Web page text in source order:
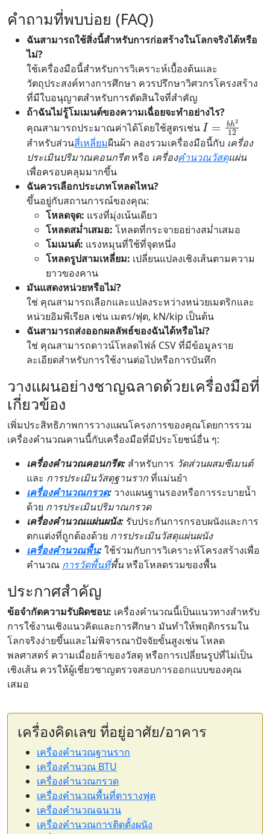
คำถามที่พบบ่อย (FAQ)
ฉันสามารถใช้สิ่งนี้สำหรับการก่อสร้างในโลกจริงได้หรือ
ไม่?
ใช้เครื่องมือนี้สำหรับการวิเคราะห์เบื้องต้นและ
วัตถุประสงค์ทางการศึกษา ควรปรึกษาวิศวกรโครงสร้าง
ที่มีใบอนุญาตสำหรับการตัดสินใจที่สำคัญ
ถ้าฉันไม่รู้โมเมนต์ของความเฉื่อยจะทำอย่างไร?
คุณสามารถประมาณค่าได้โดยใช้สูตรเช่น
I=bh312
สำหรับส่วนสี่เหลี่ยมผืนผ้า ลองรวมเครื่องมือนี้กับ เครื่อง
ประเมินปริมาณคอนกรีตหรือ เครื่องคำนวณวัสดุแผ่น
เพื่อครอบคลุมมากขึ้น
ฉันควรเลือกประเภทโหลดไหน?
ขึ้นอยู่กับสถานการณ์ของคุณ:
โหลดจุด: แรงที่มุ่งเน้นเดียว
โหลดสม่ำเสมอ: โหลดที่กระจายอย่างสม่ำเสมอ
โมเมนต์: แรงหมุนที่ใช้ที่จุดหนึ่ง
โหลดรูปสามเหลี่ยม: เปลี่ยนแปลงเชิงเส้นตามความ
ยาวของคาน
มันแสดงหน่วยหรือไม่?
ใช่ คุณสามารถเลือกและแปลงระหว่างหน่วยเมตริกและ
หน่วยอิมพีเรียล เช่น เมตร/ฟุต, kN/kip เป็นต้น
ฉันสามารถส่งออกผลลัพธ์ของฉันได้หรือไม่?
ใช่ คุณสามารถดาวน์โหลดไฟล์ CSV ที่มีข้อมูลราย
ละเอียดสำหรับการใช้งานต่อไปหรือการบันทึก
วางแผนอย่างชาญฉลาดด้วยเครื่องมือที่
เกี่ยวข้อง
เพิ่มประสิทธิภาพการวางแผนโครงการของคุณโดยการรวม
เครื่องคำนวณคานนี้กับเครื่องมือที่มีประโยชน์อื่น ๆ:
เครื่องคำนวณคอนกรีต: สำหรับการ วัดส่วนผสมซีเมนต์
และ การประเมินวัสดุฐานรากที่แม่นยำ
เครื่องคำนวณกรวด: วางแผนฐานรองหรือการระบายน้ำ
ด้วย การประเมินปริมาณกรวด
เครื่องคำนวณแผ่นผนัง: รับประกันการกรอบผนังและการ
ตกแต่งที่ถูกต้องด้วย การประเมินวัสดุแผ่นผนัง
เครื่องคำนวณพื้น:ใช้ร่วมกับการวิเคราะห์โครงสร้างเพื่อ
คำนวณ การวัดพื้นที่พื้นหรือโหลดรวมของพื้น
ประกาศสำคัญ
ข้อจำกัดความรับผิดชอบ: เครื่องคำนวณนี้เป็นแนวทางสำหรับ
การใช้งานเชิงแนวคิดและการศึกษา มันทำให้พฤติกรรมใน
โลกจริงง่ายขึ้นและไม่พิจารณาปัจจัยขั้นสูงเช่น โหลด
พลศาสตร์ ความเมื่อยล้าของวัสดุ หรือการเปลี่ยนรูปที่ไม่เป็น
เชิงเส้น ควรให้ผู้เชี่ยวชาญตรวจสอบการออกแบบของคุณ
เสมอ
เครื่องคิดเลข ที่อยู่อาศัย/อาคาร
เครื่องคำนวณฐานราก
เครื่องคำนวณ BTU
เครื่องคำนวณกรวด
เครื่องคำนวณพื้นที่ตารางฟุต
เครื่องคำนวณฉนวน
เครื่องคำนวณการติดตั้งผนัง